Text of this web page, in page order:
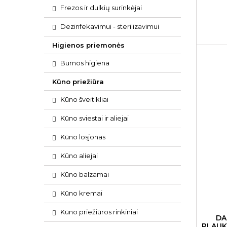
Frezos ir dulkių surinkėjai
Dezinfekavimui - sterilizavimui
Higienos priemonės
Burnos higiena
Kūno priežiūra
Kūno šveitikliai
Kūno sviestai ir aliejai
Kūno losjonas
Kūno aliejai
Kūno balzamai
Kūno kremai
Kūno priežiūros rinkiniai